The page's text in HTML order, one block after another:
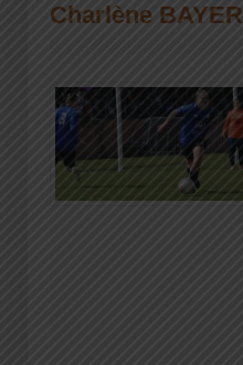
Charlène BAYER